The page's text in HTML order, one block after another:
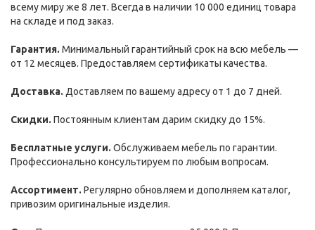
всему миру же 8 лет. Всегда в наличии 10 000 единиц товара
на складе и под заказ.
Гарантия. Минимальный гарантийный срок на всю мебель —
от 12 месяцев. Предоставляем сертификаты качества.
Доставка. Доставляем по вашему адресу от 1 до 7 дней.
Скидки. Постоянным клиентам дарим скидку до 15%.
Бесплатные услуги. Обслуживаем мебель по гарантии.
Профессионально консультируем по любым вопросам.
Ассортимент. Регулярно обновляем и дополняем каталог,
привозим оригинальные изделия.